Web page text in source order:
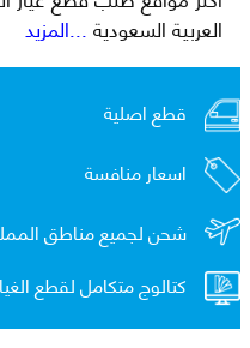
العربية السعودية...المزيد
قطع اصلية
اسعار منافسة
شحن لجميع مناطق
كتالوج متكامل لقطع